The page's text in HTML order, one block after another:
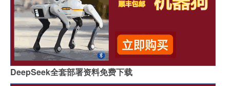
DeepSeek全套部署资料免费下载